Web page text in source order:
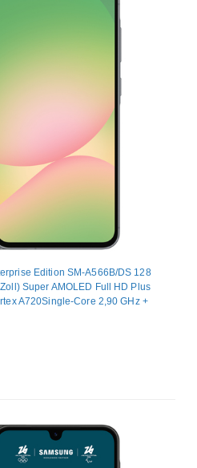
Edition SM-A566B/DS 128
Super AMOLED Full HD Plus
A720Single-Core 2,90 GHz +
+ Cortex A520 Quad-Core
15 - 5G - Toller Graphit - Bar - 2
Camera: 12 Megapixel - Rear
/ 5 Megapixel - 5000 mAh